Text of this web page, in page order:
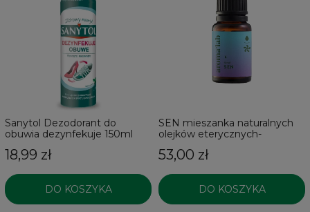
Sanytol Dezodorant do
obuwia dezynfekuje 150ml
18,99 zł
DO KOSZYKA
SEN mieszanka naturalnych
olejków eterycznych-
53,00 zł
DO KOSZYKA